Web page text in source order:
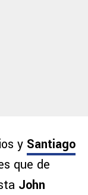
y Santiago
que de
John